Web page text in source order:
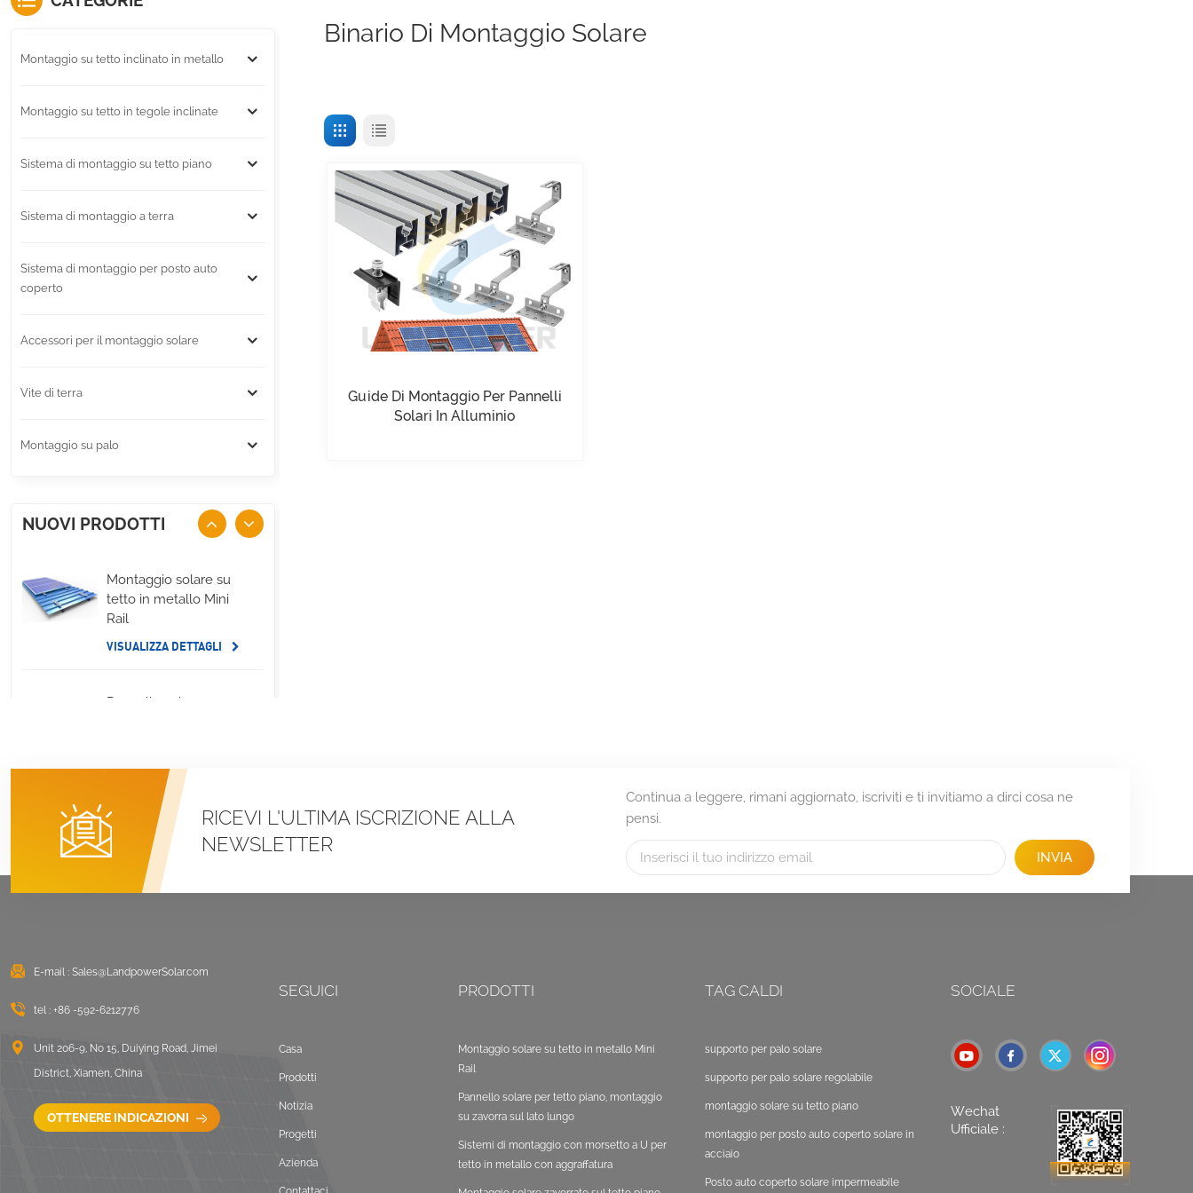
Binario Di Montaggio Solare
Guide Di Montaggio Per Pannelli
Solari In Alluminio
Montaggio su tetto inclinato in metallo
Montaggio su tetto in tegole inclinate
Sistema di montaggio su tetto piano
Sistema di montaggio a terra
Sistema di montaggio per posto auto
coperto
Accessori per il montaggio solare
Vite di terra
Montaggio su palo
NUOVI PRODOTTI
Montaggio solare su
tetto in metallo Mini
Rail
VISUALIZZA DETTAGLI
Pannello solare per
VISUALIZZA DETTAGLI
Sistemi di montaggio
con morsetto a U per
tetto in metallo con
aggraffatura
VISUALIZZA DETTAGLI
zavorrato sul tetto
VISUALIZZA DETTAGLI
Sistemi di montaggio
ondulato
VISUALIZZA DETTAGLI
RICEVI L'ULTIMA ISCRIZIONE ALLA
NEWSLETTER
Continua a leggere, rimani aggiornato, iscriviti e ti invitiamo a dirci cosa ne
pensi.
INVIA
E-mail : Sales@LandpowerSolar.com
tel : +86 -592-6212776
Unit 206-9, No 15, Duiying Road, Jimei
District, Xiamen, China
OTTENERE INDICAZIONI
SEGUICI
Casa
Prodotti
Notizia
Progetti
Azienda
PRODOTTI
Montaggio solare su tetto in metallo Mini
Rail
Pannello solare per tetto piano, montaggio
su zavorra sul lato lungo
Sistemi di montaggio con morsetto a U per
tetto in metallo con aggraffatura
TAG CALDI
supporto per palo solare
supporto per palo solare regolabile
montaggio solare su tetto piano
montaggio per posto auto coperto solare in
acciaio
Posto auto coperto solare impermeabile
SOCIALE
Wechat
Ufficiale :